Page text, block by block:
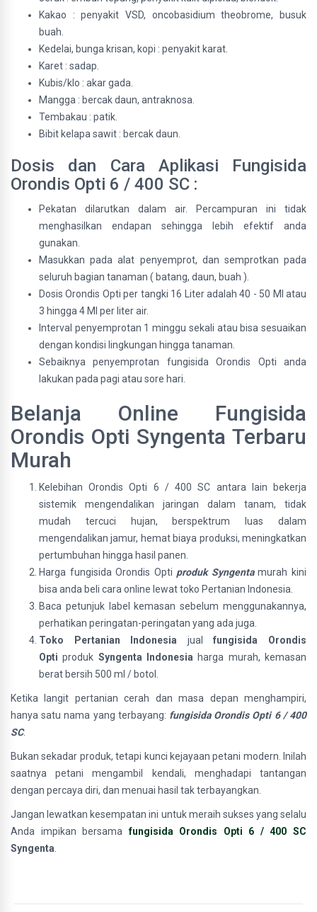
Kakao : penyakit VSD, oncobasidium theobrome, busuk
buah.
Kedelai, bunga krisan, kopi : penyakit karat.
Karet : sadap.
Kubis/klo : akar gada.
Mangga : bercak daun, antraknosa.
Tembakau : patik.
Bibit kelapa sawit : bercak daun.
Dosis dan Cara Aplikasi Fungisida
Orondis Opti 6 / 400 SC :
Pekatan dilarutkan dalam air. Percampuran ini tidak
menghasilkan endapan sehingga lebih efektif anda
gunakan.
Masukkan pada alat penyemprot, dan semprotkan pada
seluruh bagian tanaman ( batang, daun, buah ).
Dosis Orondis Opti per tangki 16 Liter adalah 40 - 50 Ml atau
3 hingga 4 Ml per liter air.
Interval penyemprotan 1 minggu sekali atau bisa sesuaikan
dengan kondisi lingkungan hingga tanaman.
Sebaiknya penyemprotan fungisida Orondis Opti anda
lakukan pada pagi atau sore hari.
Belanja Online Fungisida
Orondis Opti Syngenta Terbaru
Murah
Kelebihan Orondis Opti 6 / 400 SC antara lain bekerja
sistemik mengendalikan jaringan dalam tanam, tidak
mudah tercuci hujan, berspektrum luas dalam
mengendalikan jamur, hemat biaya produksi, meningkatkan
pertumbuhan hingga hasil panen.
Harga fungisida Orondis Opti produk Syngentamurah kini
bisa anda beli cara online lewat toko Pertanian Indonesia.
Baca petunjuk label kemasan sebelum menggunakannya,
perhatikan peringatan-peringatan yang ada juga.
Toko Pertanian Indonesia jualfungisida Orondis
Optiproduk Syngenta Indonesia harga murah, kemasan
berat bersih 500 ml / botol.
Ketika langit pertanian cerah dan masa depan menghampiri,
hanya satu nama yang terbayang: fungisida Orondis Opti 6 / 400
SC.
Bukan sekadar produk, tetapi kunci kejayaan petani modern. Inilah
saatnya petani mengambil kendali, menghadapi tantangan
dengan percaya diri, dan menuai hasil tak terbayangkan.
Jangan lewatkan kesempatan ini untuk meraih sukses yang selalu
Anda impikan bersamafungisida Orondis Opti 6 / 400 SC
Syngenta